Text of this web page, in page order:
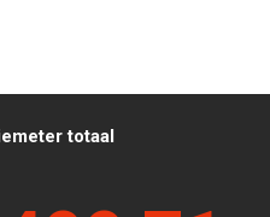
totaal